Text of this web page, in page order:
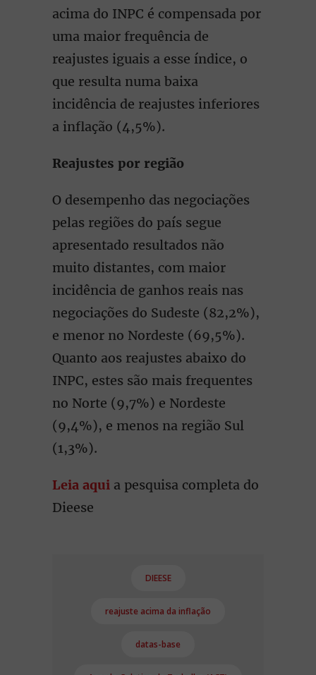
acima do INPC é compensada por
uma maior frequência de
reajustes iguais a esse índice, o
que resulta numa baixa
incidência de reajustes inferiores
a inﬂação (4,5%).
Reajustes por região
O desempenho das negociações
pelas regiões do país segue
apresentado resultados não
muito distantes, com maior
incidência de ganhos reais nas
negociações do Sudeste (82,2%),
e menor no Nordeste (69,5%).
Quanto aos reajustes abaixo do
INPC, estes são mais frequentes
no Norte (9,7%) e Nordeste
(9,4%), e menos na região Sul
(1,3%).
Leia aqui a pesquisa completa do
Dieese
DIEESE
reajuste acima da inflação
datas-base